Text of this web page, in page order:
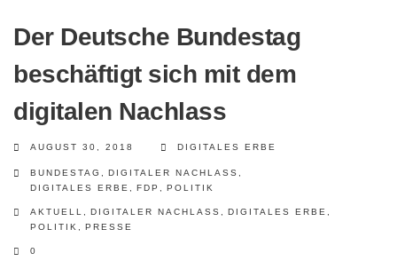
Der Deutsche Bundestag
beschäftigt sich mit dem
digitalen Nachlass
AUGUST 30, 2018 DIGITALES ERBE
BUNDESTAG DIGITALER NACHLASS
DIGITALES ERBE
FDP POLITIK
AKTUELL DIGITALER NACHLASS DIGITALES ERBE
POLITIK
PRESSE
0